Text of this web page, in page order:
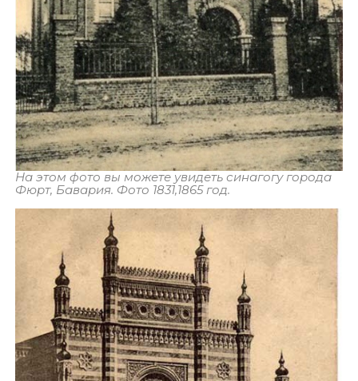
На этом фото вы можете увидеть синагогу города
Фюрт, Бавария. Фото 1831,1865 год.